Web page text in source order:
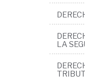
LA